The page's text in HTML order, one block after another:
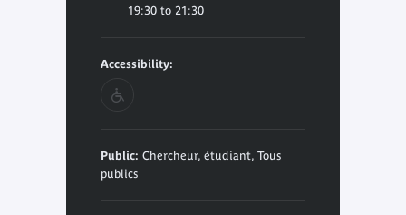
19:30 to 21:30
Accessibility:
Public: Chercheur, étudiant, Tous
publics